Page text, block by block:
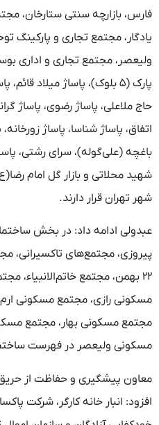
یادگار، مجتمع تجاری و پارکینگ
ولیعصر، مجتمع تجاری و اداری
پارک (۵ بلوک)، پاساژ میلاد
حاج ملاعلی، پاساژ رضوی، پاساژ
اتفاق، پاساژ شناسا، پاساژ
باغچه (علی‌گوله)، سرای رشتی،
شهید محلاتی و بازار گل امام
شهر تهران قرار دارند.
عبدولی ادامه داد: در بخش
پیروزی، مجتمع‌های تاکسیرانی،
۲۲ بهمن، مجتمع خاتم‌الانبیاء،
مسکونی رازی، مجتمع مسکونی
مجتمع مسکونی بهار، مجتمع
مسکونی ولیعصر در فهرست
معاون پیشگیری و حفاظت از
افزود: انبار خانه کارگر، شرکت